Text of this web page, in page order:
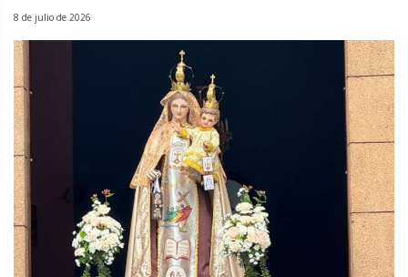
8 de julio de 2026